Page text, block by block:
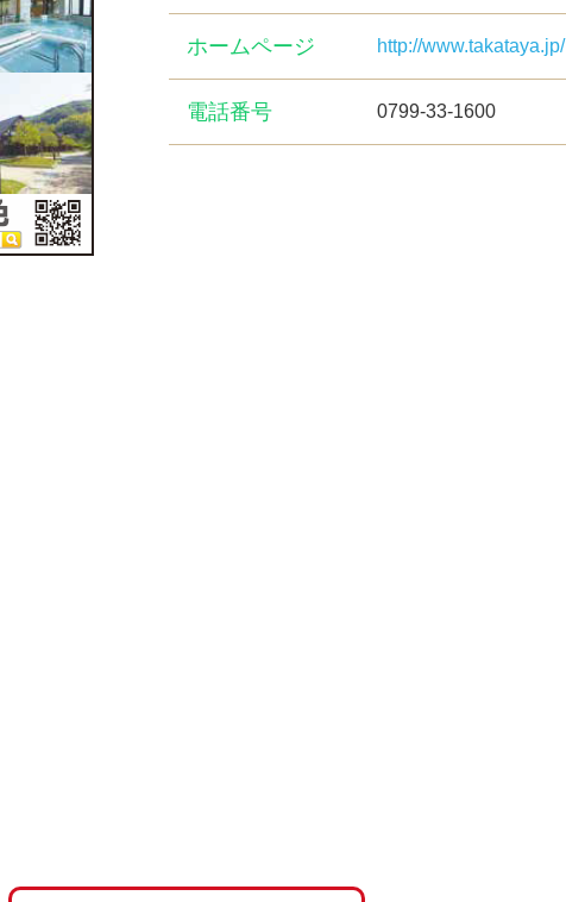
ホームページ http://www.takataya.jp/
電話番号 0799-33-1600